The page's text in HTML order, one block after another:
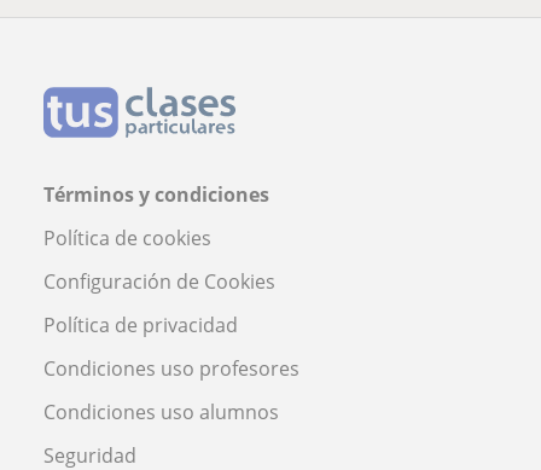
Términos y condiciones
Política de cookies
Configuración de Cookies
Política de privacidad
Condiciones uso profesores
Condiciones uso alumnos
Seguridad